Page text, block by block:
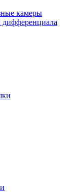
камеры
дифференциала